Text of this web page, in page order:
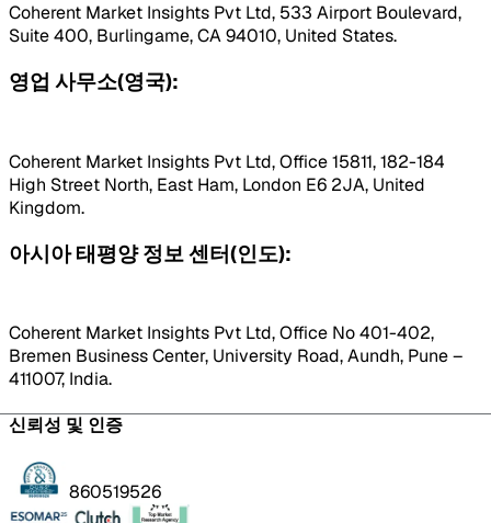
Coherent Market Insights Pvt Ltd, 533 Airport Boulevard,
Suite 400, Burlingame, CA 94010, United States.
영업 사무소(영국):
Coherent Market Insights Pvt Ltd, Office 15811, 182-184
High Street North, East Ham, London E6 2JA, United
Kingdom.
아시아 태평양 정보 센터(인도):
Coherent Market Insights Pvt Ltd, Office No 401-402,
Bremen Business Center, University Road, Aundh, Pune –
411007, India.
신뢰성 및 인증
860519526